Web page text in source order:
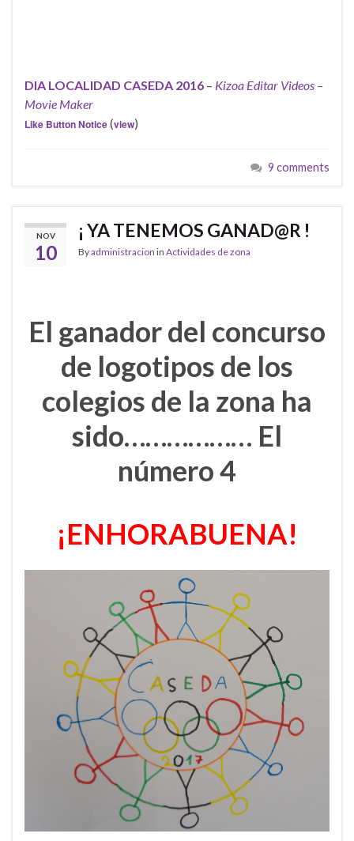
DIA LOCALIDAD CASEDA 2016 – Kizoa Editar Videos –
Movie Maker
Like Button Notice(view)
9 comments
NOV
10
¡ YA TENEMOS GANAD@R !
Byadministracion in Actividades de zona
El ganador del concurso
de logotipos de los
colegios de la zona ha
sido……………… El
número 4
¡ENHORABUENA!